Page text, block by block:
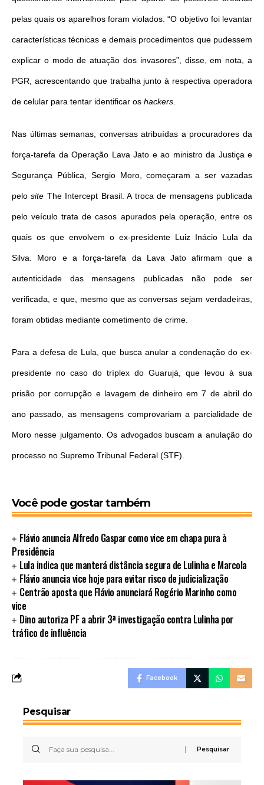
pelas quais os aparelhos foram violados. “O objetivo foi levantar
características técnicas e demais procedimentos que pudessem
explicar o modo de atuação dos invasores”, disse, em nota, a
PGR, acrescentando que trabalha junto à respectiva operadora
de celular para tentar identificar os hackers.
Nas últimas semanas, conversas atribuídas a procuradores da
força-tarefa da Operação Lava Jato e ao ministro da Justiça e
Segurança Pública, Sergio Moro, começaram a ser vazadas
pelosite The Intercept Brasil. A troca de mensagens publicada
pelo veículo trata de casos apurados pela operação, entre os
quais os que envolvem o ex-presidente Luiz Inácio Lula da
Silva. Moro e a força-tarefa da Lava Jato afirmam que a
autenticidade das mensagens publicadas não pode ser
verificada, e que, mesmo que as conversas sejam verdadeiras,
foram obtidas mediante cometimento de crime.
Para a defesa de Lula, que busca anular a condenação do ex-
presidente no caso do tríplex do Guarujá, que levou à sua
prisão por corrupção e lavagem de dinheiro em7 de abrildo
ano passado, as mensagens comprovariam a parcialidade de
Moro nesse julgamento. Os advogados buscam a anulação do
processo no Supremo Tribunal Federal (STF).
Você pode gostar também
Flávio anuncia Alfredo Gaspar como vice em chapa pura à
Presidência
Lula indica que manterá distância segura de Lulinha e Marcola
Flávio anuncia vice hoje para evitar risco de judicialização
Centrão aposta que Flávio anunciará Rogério Marinho como
vice
Dino autoriza PF a abrir 3ª investigação contra Lulinha por
tráfico de influência
Facebook
Pesquisar